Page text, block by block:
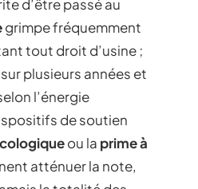
d’être passé au
grimpe fréquemment
tout droit d’usine ;
plusieurs années et
l’énergie
de soutien
ou la prime à
atténuer la note,